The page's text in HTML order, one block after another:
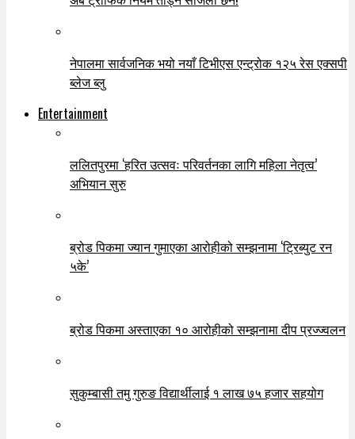
नेपालमा सार्वजनिक भयो नयाँ टिभीएस एन्ट्रोक १२५ रेस एक्सपी
ब्लेज ब्लु
Entertainment
ललितपुरमा ‘हरित उत्सवः परिवर्तनका लागि महिला नेतृत्व’
अभियान सुरु
ब्रोड पिकमा ज्यान गुमाएका आरोहीको सम्झनामा ‘ट्रिब्युट रन
५के’
ब्रोड पिकमा अस्ताएका १० आरोहीको सम्झनामा दीप प्रज्ज्वलन
सुकुम्बासी तमु गुरुङ विद्यार्थीलाई १ लाख ७५ हजार सहयोग